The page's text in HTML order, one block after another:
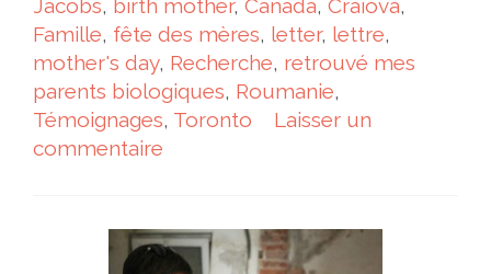
Jacobs, birth mother, Canada, Craiova,
Famille, fête des mères, letter, lettre,
mother's day, Recherche, retrouvé mes
parents biologiques, Roumanie,
Témoignages, Toronto
Laisser un
commentaire